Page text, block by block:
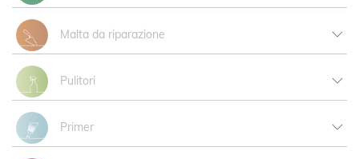
Pasta per interni
Cartongesso
Malta da riparazione
Pulitori
Primer